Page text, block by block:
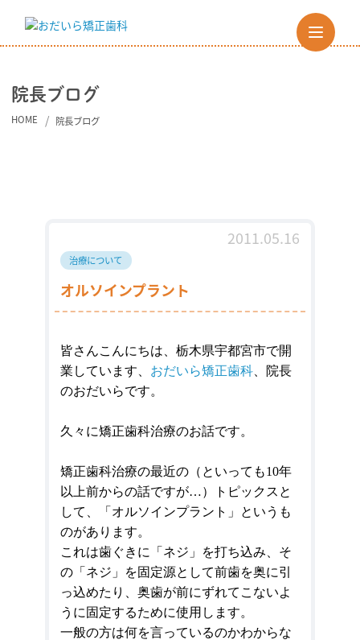
院長ブログ
HOME 院長ブログ
2011.05.16
治療について
オルソインプラント
皆さんこんにちは、 栃木県宇都宮市で開
業しています、 おだいら矯正歯科 、院長
のおだいらです。
久々に矯正歯科治療のお話です。
矯正歯科治療の最近の（といっても10年
以上前からの話ですが…）トピックスと
して、「オルソインプラント」というも
のがあります。
これは歯ぐきに「ネジ」を打ち込み、そ
の「ネジ」を固定源として前歯を奥に引
っ込めたり、奥歯が前にずれてこないよ
うに固定するために使用します。
一般の方は何を言っているのかわからな